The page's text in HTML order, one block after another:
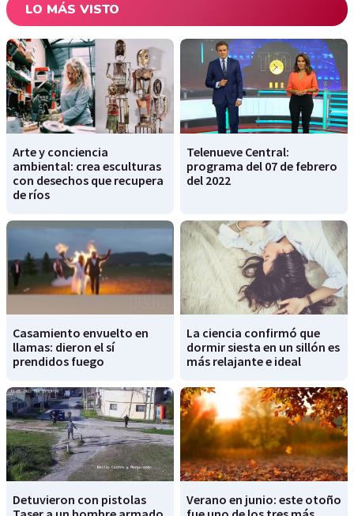
LO MÁS VISTO
Arte y conciencia
ambiental: crea esculturas
con desechos que recupera
de ríos
Telenueve Central:
programa del 07 de febrero
del 2022
Casamiento envuelto en
llamas: dieron el sí
prendidos fuego
La ciencia confirmó que
dormir siesta en un sillón es
más relajante e ideal
Detuvieron con pistolas
Verano en junio: este otoño